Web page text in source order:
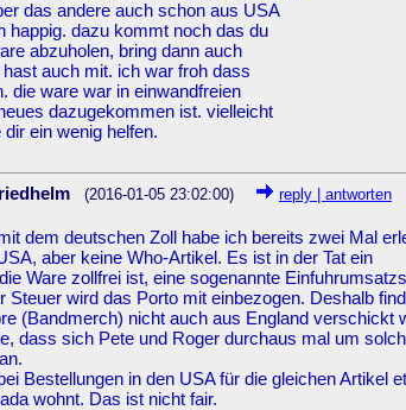
das andere auch schon aus USA
happig. dazu kommt noch das du
abzuholen, bring dann auch
auch mit. ich war froh dass
die ware war in einwandfreien
dazugekommen ist. vielleicht
ein wenig helfen.
(2016-01-05 23:02:00) reply | antworten
dem deutschen Zoll habe ich bereits zwei Mal
aber keine Who-Artikel. Es ist in der Tat ein
Ware zollfrei ist, eine sogenannte
wird das Porto mit einbezogen. Deshalb
(Bandmerch) nicht auch aus England verschickt
dass sich Pete und Roger durchaus mal um
Bestellungen in den USA für die gleichen Artikel
wohnt. Das ist nicht fair.